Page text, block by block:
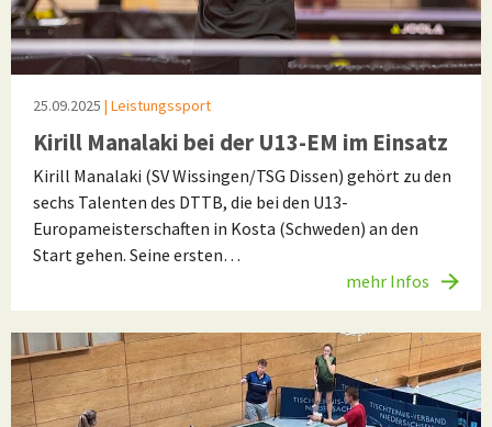
25.09.2025 | Leistungssport
Kirill Manalaki bei der U13-EM im Einsatz
Kirill Manalaki (SV Wissingen/TSG Dissen) gehört zu den
sechs Talenten des DTTB, die bei den U13-
Europameisterschaften in Kosta (Schweden) an den
Start gehen. Seine ersten…
mehr Infos